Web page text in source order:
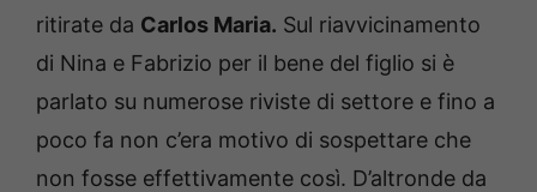
ritirate da Carlos Maria. Sul riavvicinamento
di Nina e Fabrizio per il bene del figlio si è
parlato su numerose riviste di settore e fino a
poco fa non c’era motivo di sospettare che
non fosse effettivamente così. D’altronde da